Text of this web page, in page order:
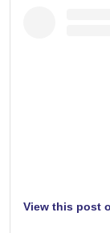
View this post